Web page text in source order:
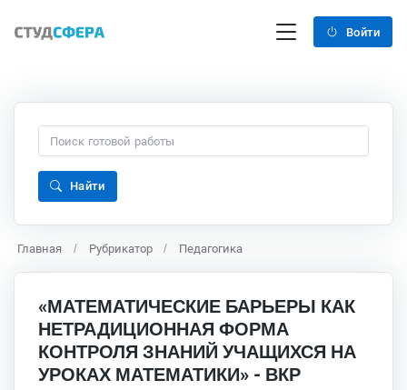
Войти
Найти
Главная Рубрикатор Педагогика
«МАТЕМАТИЧЕСКИЕ БАРЬЕРЫ КАК
НЕТРАДИЦИОННАЯ ФОРМА
КОНТРОЛЯ ЗНАНИЙ УЧАЩИХСЯ НА
УРОКАХ МАТЕМАТИКИ» - ВКР